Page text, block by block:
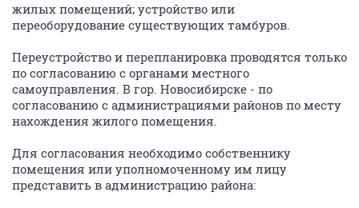
жилых помещений; устройство или
переоборудование существующих тамбуров.
Переустройство и перепланировка проводятся только
по согласованию с органами местного
самоуправления. В гор. Новосибирске - по
согласованию с администрациями районов по месту
нахождения жилого помещения.
Для согласования необходимо собственнику
помещения или уполномоченному им лицу
представить в администрацию района: